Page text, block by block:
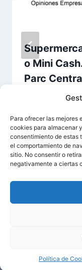
Para ofrecer las mejores
cookies para almacenar
consentimiento de estas
el comportamiento de
sitio. No consentir o
negativamente a ciertas
Política de
o Mini
Parc
en Torrente
© 2026